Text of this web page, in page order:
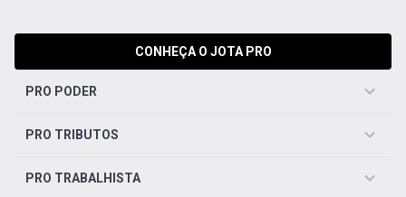
CONHEÇA O JOTA PRO
PRO PODER
PRO TRIBUTOS
PRO TRABALHISTA